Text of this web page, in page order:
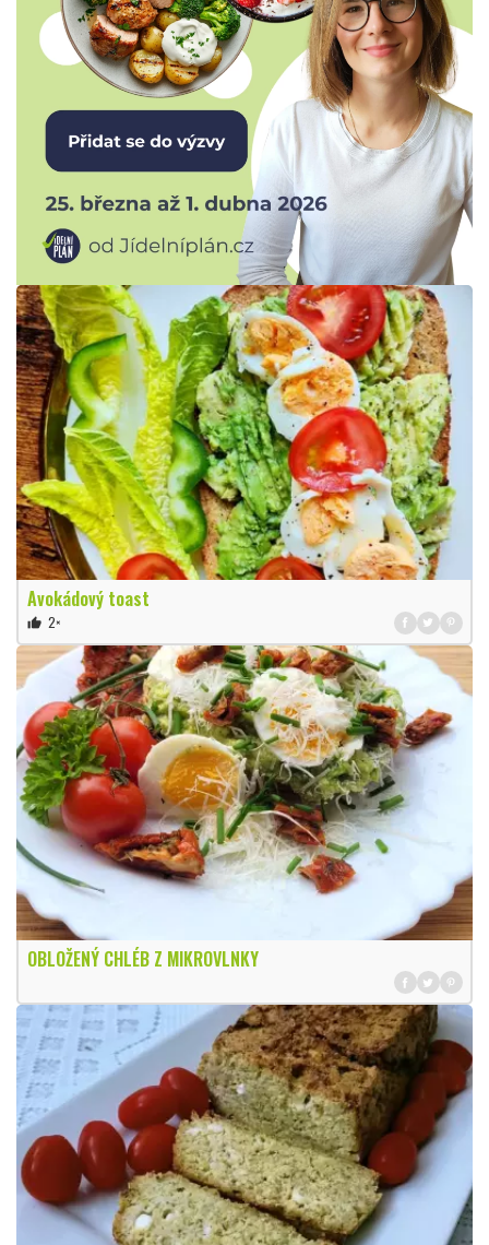
Avokádový toast
thumb_up 2×
OBLOŽENÝ CHLÉB Z MIKROVLNKY